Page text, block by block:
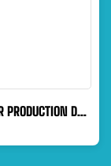
PRODUCTION DE